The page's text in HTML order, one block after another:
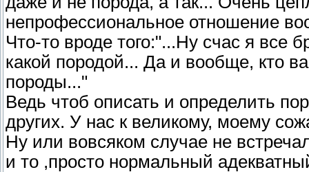
непрофессиональное отношение
Что-то вроде того:"...Ну счас я все
какой породой... Да и вообще, кто
породы..."
Ведь чтоб описать и определить
других. У нас к великому, моему
Ну или вовсяком случае не
и то ,просто нормальный